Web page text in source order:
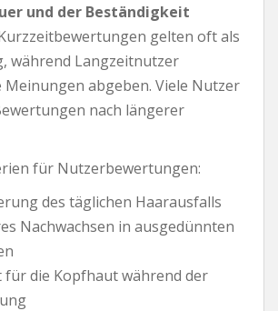
und der Beständigkeit
gelten oft als
während Langzeitnutzer
Meinungen abgeben. Viele Nutzer
nach längerer
für Nutzerbewertungen:
des täglichen Haarausfalls
Nachwachsen in ausgedünnten
für die Kopfhaut während der